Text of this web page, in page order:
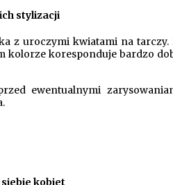
stylizacji
z uroczymi kwiatami na
koresponduje bardzo
ewentualnymi
kobiet